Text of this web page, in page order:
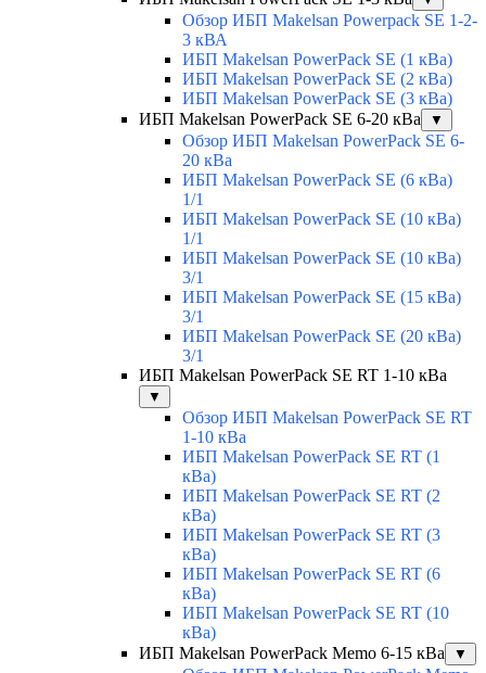
Обзор ИБП Makelsan Powerpack SE 1-2-
3 кВА
ИБП Makelsan PowerPack SE (1 кВа)
ИБП Makelsan PowerPack SE (2 кВа)
ИБП Makelsan PowerPack SE (3 кВа)
ИБП Makelsan PowerPack SE 6-20 кВа
▼
Обзор ИБП Makelsan PowerPack SE 6-
20 кВа
ИБП Makelsan PowerPack SE (6 кВа)
1/1
ИБП Makelsan PowerPack SE (10 кВа)
1/1
ИБП Makelsan PowerPack SE (10 кВа)
3/1
ИБП Makelsan PowerPack SE (15 кВа)
3/1
ИБП Makelsan PowerPack SE (20 кВа)
3/1
ИБП Makelsan PowerPack SE RT 1-10 кВа
▼
Обзор ИБП Makelsan PowerPack SE RT
1-10 кВа
ИБП Makelsan PowerPack SE RT (1
кВа)
ИБП Makelsan PowerPack SE RT (2
кВа)
ИБП Makelsan PowerPack SE RT (3
кВа)
ИБП Makelsan PowerPack SE RT (6
кВа)
ИБП Makelsan PowerPack SE RT (10
кВа)
ИБП Makelsan PowerPack Memo 6-15 кВа
▼